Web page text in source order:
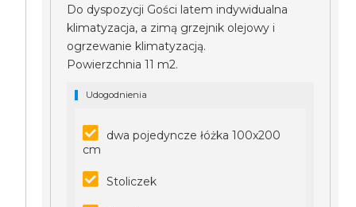
Do dyspozycji Gości latem indywidualna
klimatyzacja, a zimą grzejnik olejowy i
ogrzewanie klimatyzacją.
Powierzchnia 11 m2.
Udogodnienia
dwa pojedyncze łóżka 100x200
cm
Stoliczek